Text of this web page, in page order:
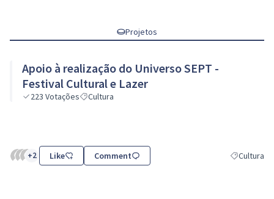
Projetos
Apoio à realização do Universo SEPT -
Festival Cultural e Lazer
223 Votações Cultura
+2 Like Comment Cultura